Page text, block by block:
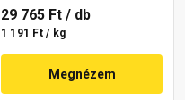
29 765 Ft / db
1 191 Ft / kg
Megnézem